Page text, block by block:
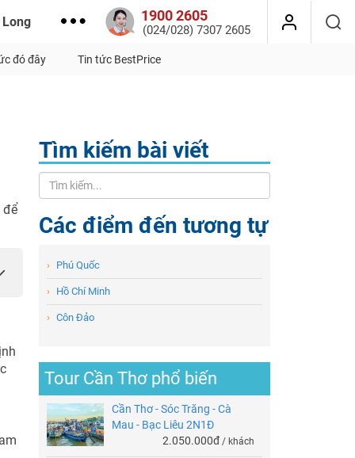
Long 1900 2605
(024/028) 7307 2605
đó đây Tin tức BestPrice
để
Tìm kiếm bài viết
Các điểm đến tương tự
› Phú Quốc
› Hồ Chí Minh
› Côn Đảo
Tour Cần Thơ phổ biến
Cần Thơ - Sóc Trăng - Cà
Mau - Bạc Liêu 2N1Đ
2.050.000đ / khách